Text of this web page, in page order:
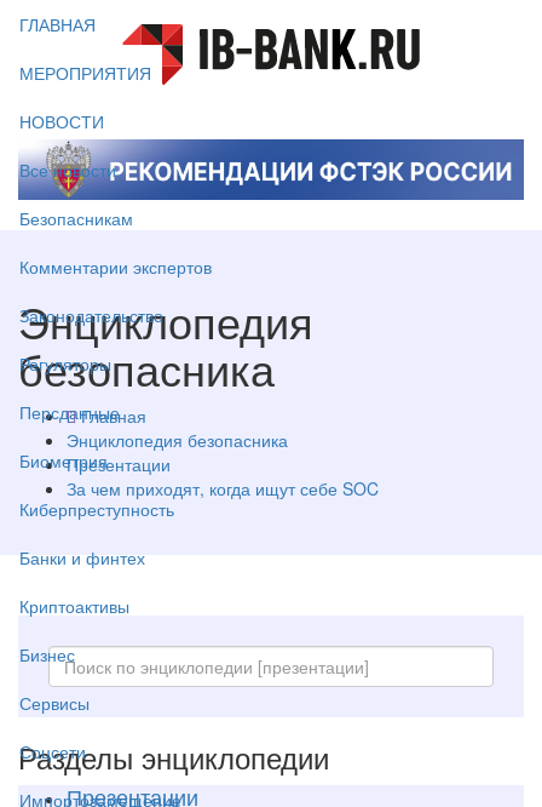
ГЛАВНАЯ
МЕРОПРИЯТИЯ
НОВОСТИ
Все новости
Безопасникам
Комментарии экспертов
Законодательство
Регуляторы
Персданные
Биометрия
Киберпреступность
Банки и финтех
Криптоактивы
Бизнес
Сервисы
Соцсети
Импортозамещение
Энциклопедия
безопасника
Главная
Энциклопедия безопасника
Презентации
За чем приходят, когда ищут себе SOC
Разделы энциклопедии
Презентации